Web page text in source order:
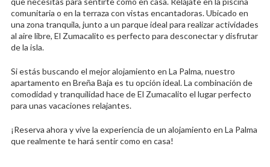
comunitaria o en la terraza con vistas encantadoras. Ubicado en
una zona tranquila, junto a un parque ideal para realizar actividades
al aire libre, El Zumacalito es perfecto para desconectar y disfrutar
de la isla.
Si estás buscando el mejor alojamiento en La Palma, nuestro
apartamento en Breña Baja es tu opción ideal. La combinación de
comodidad y tranquilidad hace de El Zumacalito el lugar perfecto
para unas vacaciones relajantes.
¡Reserva ahora y vive la experiencia de un alojamiento en La Palma
que realmente te hará sentir como en casa!